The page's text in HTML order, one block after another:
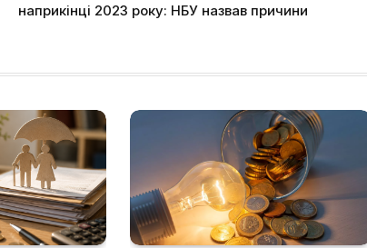
наприкінці 2023 року: НБУ назвав причини